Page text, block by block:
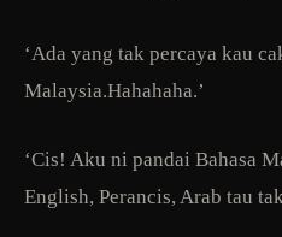
‘Ada yang tak percaya kau
Malaysia.Hahahaha.’
‘Cis! Aku ni pandai Bahasa
English, Perancis, Arab tau